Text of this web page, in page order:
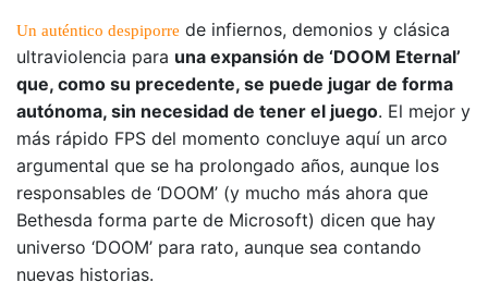
Un auténtico despiporre de infiernos, demonios y clásica
ultraviolencia para una expansión de ‘DOOM Eternal’
que, como su precedente, se puede jugar de forma
autónoma, sin necesidad de tener el juego. El mejor y
más rápido FPS del momento concluye aquí un arco
argumental que se ha prolongado años, aunque los
responsables de ‘DOOM’ (y mucho más ahora que
Bethesda forma parte de Microsoft) dicen que hay
universo ‘DOOM’ para rato, aunque sea contando
nuevas historias.